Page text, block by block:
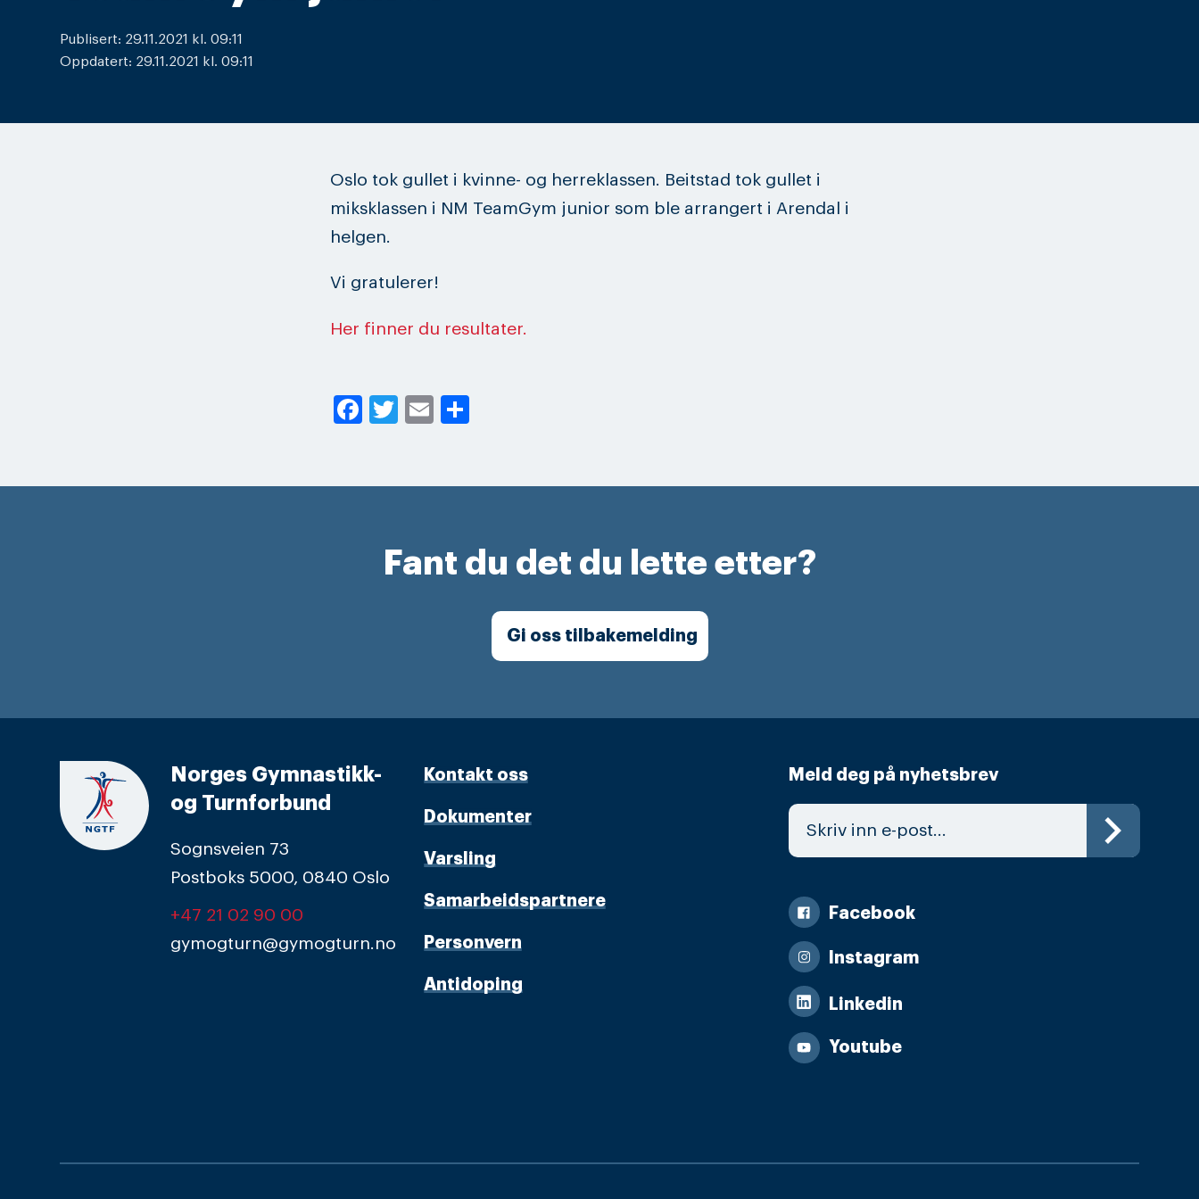
Publisert: 29.11.2021 kl. 09:11
Oppdatert: 29.11.2021 kl. 09:11
Oslo tok gullet i kvinne- og herreklassen. Beitstad tok gullet i
miksklassen i NM TeamGym junior som ble arrangert i Arendal i
helgen.
Vi gratulerer!
Her finner du resultater.
Facebook
Twitter
Email
Fant du det du lette etter?
Gi oss tilbakemelding
Norges Gymnastikk-
og Turnforbund
Sognsveien 73
Postboks 5000, 0840 Oslo
+47 21 02 90 00
gymogturn@gymogturn.no
Kontakt oss
Dokumenter
Varsling
Samarbeidspartnere
Personvern
Antidoping
Meld deg på nyhetsbrev
Facebook
Instagram
Linkedin
Youtube